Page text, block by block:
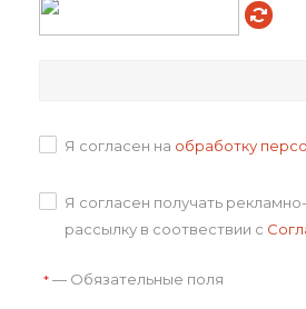
Доставка
Я согласен на обработку
Я согласен получать
рассылку в соотвествии с
* — Обязательные поля